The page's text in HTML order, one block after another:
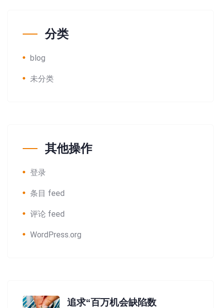
分类
blog
未分类
其他操作
登录
条目 feed
评论 feed
WordPress.org
追求“百万机会缺陷数